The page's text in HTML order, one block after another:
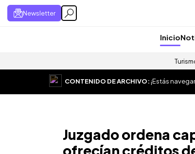
Newsletter
Inicio
CONTENIDO DE ARCHIVO:¡Estás
Juzgado ordena
ofrecían créditos